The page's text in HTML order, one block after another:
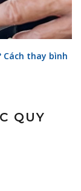
Cách thay bình
QUY